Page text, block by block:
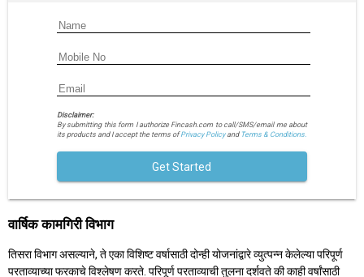
Disclaimer:
By submitting this form I authorize Fincash.com to call/SMS/email me about
its products and I accept the terms ofPrivacy Policyand Terms & Conditions.
Get Started
वार्षिक कामगिरी विभाग
तिसरा विभाग असल्याने, ते एका विशिष्ट वर्षासाठी दोन्ही योजनांद्वारे व्युत्पन्न केलेल्या परिपूर्ण
परताव्याच्या फरकाचे विश्लेषण करते. परिपूर्ण परताव्याची तुलना दर्शवते की काही वर्षांसाठी